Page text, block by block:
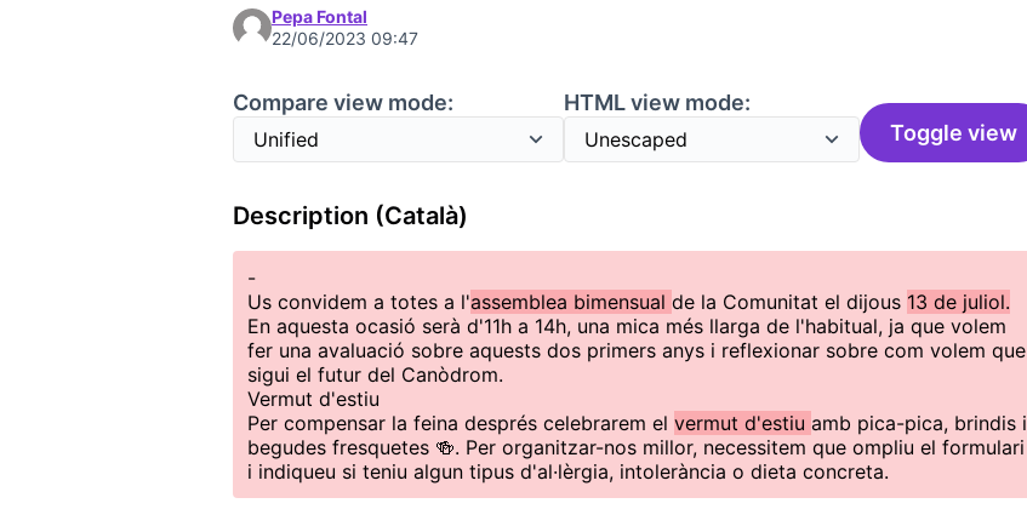
Pepa Fontal
22/06/2023 09:47
Compare view mode:
HTML view mode:
Toggle view
Description (Català)
-
Us convidem a totes a l'assemblea bimensual de la Comunitat el dijous 13 de juliol.
En aquesta ocasió serà d'11h a 14h, una mica més llarga de l'habitual, ja que volem
fer una avaluació sobre aquests dos primers anys i reflexionar sobre com volem que
sigui el futur del Canòdrom.
Vermut d'estiu
Per compensar la feina després celebrarem el vermut d'estiu amb pica-pica, brindis i
begudes fresquetes 🍻. Per organitzar-nos millor, necessitem que ompliu el formulari
i indiqueu si teniu algun tipus d'al·lèrgia, intolerància o dieta concreta.